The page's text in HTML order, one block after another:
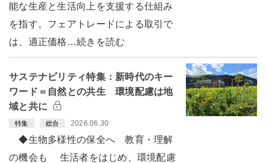
能な生産と生活向上を支援する仕組み
を指す。フェアトレードによる取引で
は、適正価格…続きを読む
サステナビリティ特集：新時代のキー
ワード＝自然との共生 環境配慮は地
域と共に
特集 総合 2026.06.30
◆生物多様性の保全へ 教育・理解
の機会も 生活者をはじめ、環境配慮